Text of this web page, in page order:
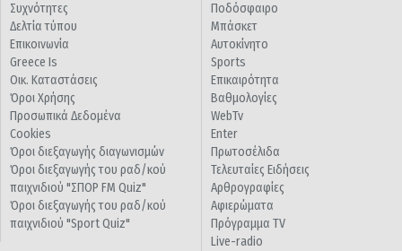
Συχνότητες
Δελτία τύπου
Επικοινωνία
Greece Is
Οικ. Καταστάσεις
Όροι Χρήσης
Προσωπικά Δεδομένα
Cookies
Όροι διεξαγωγής διαγωνισμών
Όροι διεξαγωγής του ραδ/κού
παιχνιδιού "ΣΠΟΡ FM Quiz"
Όροι διεξαγωγής του ραδ/κού
παιχνιδιού "Sport Quiz"
Ποδόσφαιρο
Μπάσκετ
Αυτοκίνητο
Sports
Επικαιρότητα
Βαθμολογίες
WebTv
Enter
Πρωτοσέλιδα
Τελευταίες Ειδήσεις
Αρθρογραφίες
Αφιερώματα
Πρόγραμμα TV
Live-radio